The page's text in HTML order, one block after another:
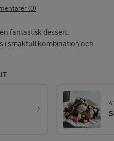
(0)
fantastisk dessert.
i smakfull kombination och
4